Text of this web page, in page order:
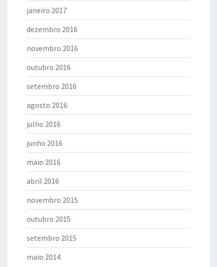
janeiro 2017
dezembro 2016
novembro 2016
outubro 2016
setembro 2016
agosto 2016
julho 2016
junho 2016
maio 2016
abril 2016
novembro 2015
outubro 2015
setembro 2015
maio 2014